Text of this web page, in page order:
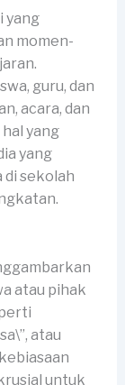
yang
momen-
guru, dan
acara, dan
yang
yang
di sekolah
atau pihak
atau
untuk